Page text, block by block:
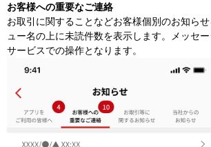
お客様への重要なご連絡
お取引に関することなどお客様個別のお知ら
ュー名の上に未読件数を表示します。メッセ
サービスでの操作となります。